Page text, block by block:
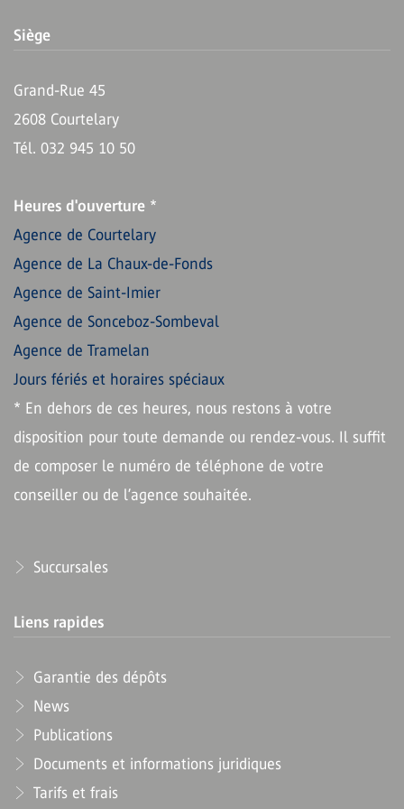
Siège
Grand-Rue 45
2608 Courtelary
Tél. 032 945 10 50
Heures d'ouverture *
Agence de Courtelary
Agence de La Chaux-de-Fonds
Agence de Saint-Imier
Agence de Sonceboz-Sombeval
Agence de Tramelan
Jours fériés et horaires spéciaux
* En dehors de ces heures, nous restons à votre
disposition pour toute demande ou rendez-vous. Il suffit
de composer le numéro de téléphone de votre
conseiller ou de l’agence souhaitée.
Succursales
Liens rapides
Garantie des dépôts
News
Publications
Documents et informations juridiques
Tarifs et frais